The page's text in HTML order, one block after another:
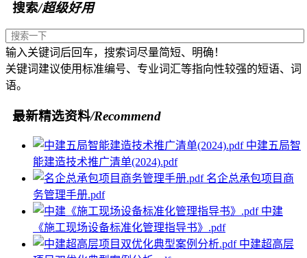
搜索/超级好用
输入关键词后回车，搜索词尽量简短、明确！
关键词建议使用标准编号、专业词汇等指向性较强的短语、词
语。
最新精选资料/Recommend
中建五局智
能建造技术推广清单(2024).pdf
名企总承包项目商
务管理手册.pdf
中建
《施工现场设备标准化管理指导书》.pdf
中建超高层